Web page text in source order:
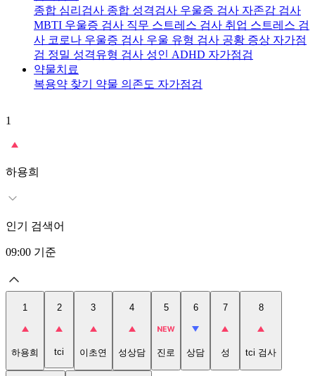
종합 심리검사 종합 성격검사 우울증 검사 자존감 검사
MBTI 우울증 검사 직무 스트레스 검사 취업 스트레스 검
사 코로나 우울증 검사 우울 유형 검사 공황 증상 자가점
검 정밀 성격유형 검사 성인 ADHD 자가점검
약물치료
복용약 찾기 약물 의존도 자가점검
1
하용희
인기 검색어
09:00 기준
1
하용희
2
tci
3
이초연
4
성상담
5
진로
6
상담
7
성
8
tci 검사